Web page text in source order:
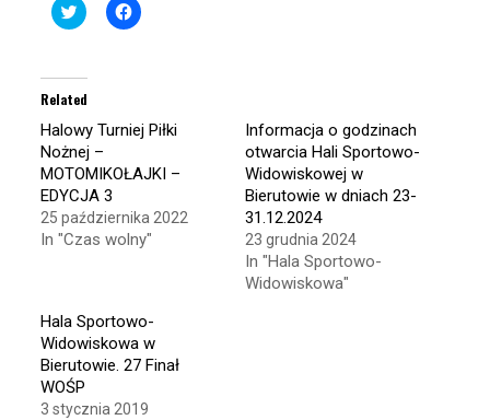
Click
to
(Opens
in
new
window)
Click
to
window)
Related
Halowy Turniej Piłki
Nożnej –
MOTOMIKOŁAJKI –
EDYCJA 3
25 października 2022
In "Czas wolny"
Informacja o godzinach
otwarcia Hali Sportowo-
Widowiskowej w
Bierutowie w dniach 23-
31.12.2024
23 grudnia 2024
In "Hala Sportowo-
Widowiskowa"
Hala Sportowo-
Widowiskowa w
Bierutowie. 27 Finał
WOŚP
3 stycznia 2019